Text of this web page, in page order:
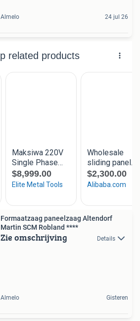
Almelo 24 jul 26
Formaatzaag paneelzaag Altendorf
Martin SCM Robland ****
Zie omschrijving Details
Almelo Gisteren